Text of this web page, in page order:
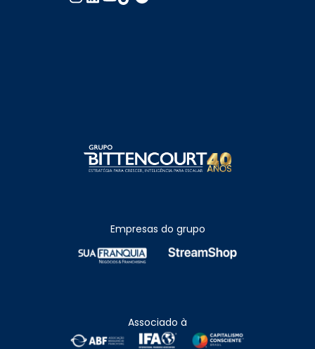
Empresas do grupo
Associado à